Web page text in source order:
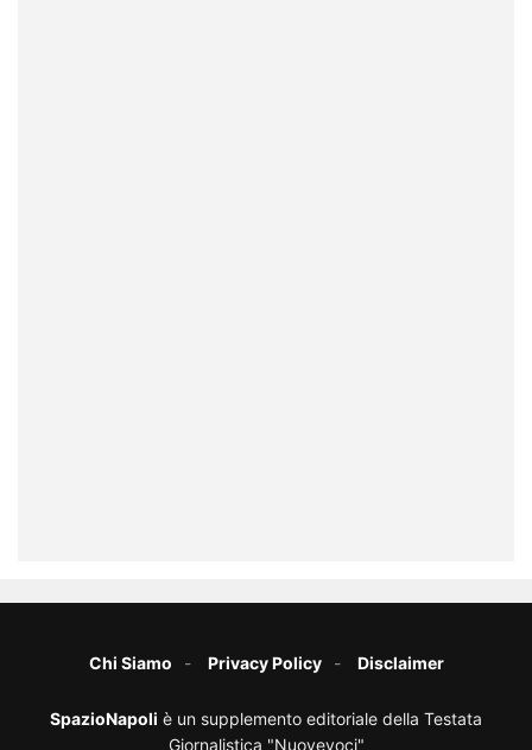
Chi Siamo Privacy Policy Disclaimer
SpazioNapoli è un supplemento editoriale della Testata
Giornalistica "Nuovevoci"